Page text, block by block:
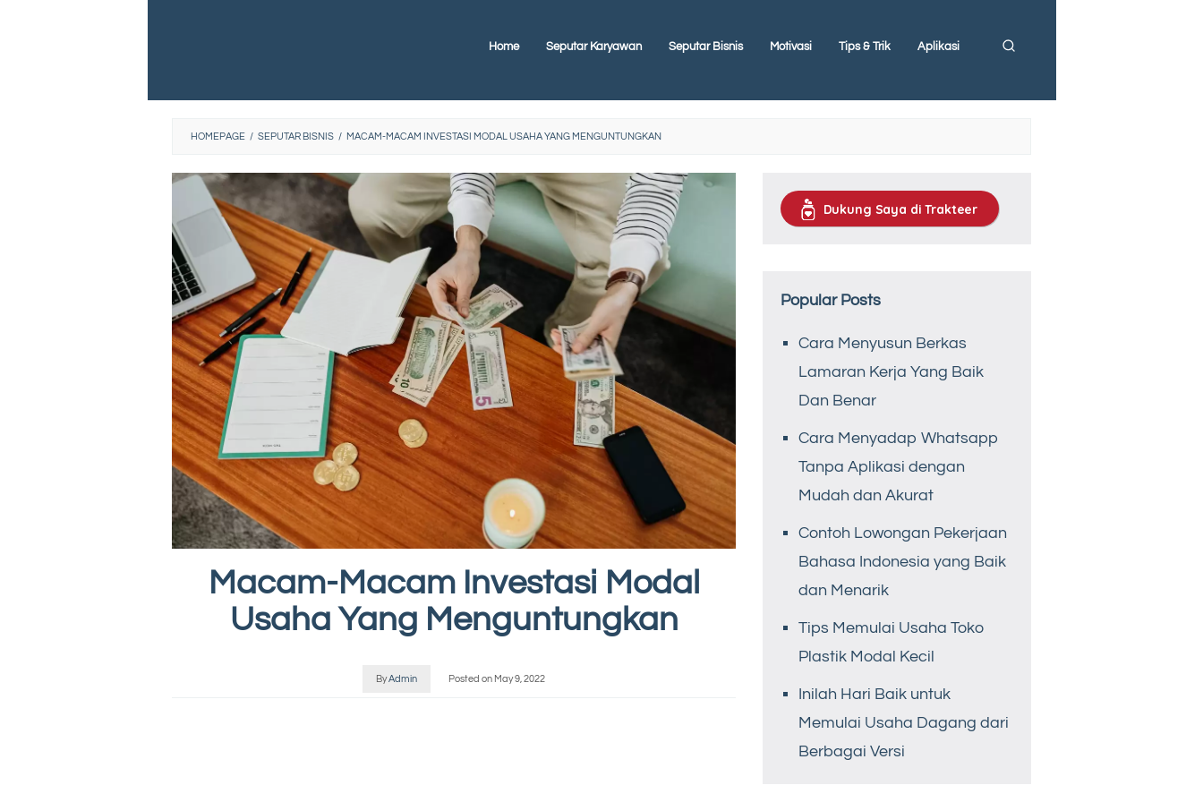
Home Seputar Karyawan Seputar Bisnis Motivasi Tips & Trik Aplikasi
HOMEPAGE / SEPUTAR BISNIS / MACAM-MACAM INVESTASI MODAL USAHA YANG MENGUNTUNGKAN
Macam-Macam Investasi Modal
Usaha Yang Menguntungkan
ByAdmin Posted on May 9, 2022
Dukung Saya di Trakteer
Popular Posts
Cara Menyusun Berkas
Lamaran Kerja Yang Baik
Dan Benar
Cara Menyadap Whatsapp
Tanpa Aplikasi dengan
Mudah dan Akurat
Contoh Lowongan Pekerjaan
Bahasa Indonesia yang Baik
dan Menarik
Tips Memulai Usaha Toko
Plastik Modal Kecil
Inilah Hari Baik untuk
Memulai Usaha Dagang dari
Berbagai Versi